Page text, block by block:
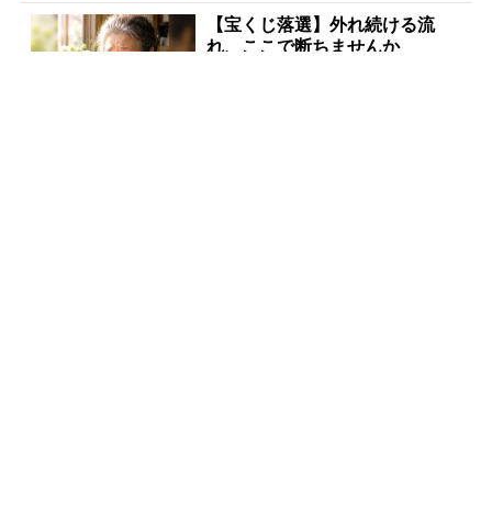
【宝くじ落選】外れ続ける流
れ、ここで断ちませんか